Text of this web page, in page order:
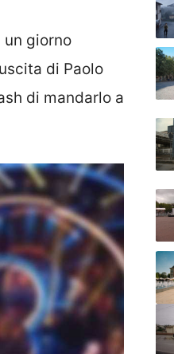
un giorno
di Paolo
di mandarlo a